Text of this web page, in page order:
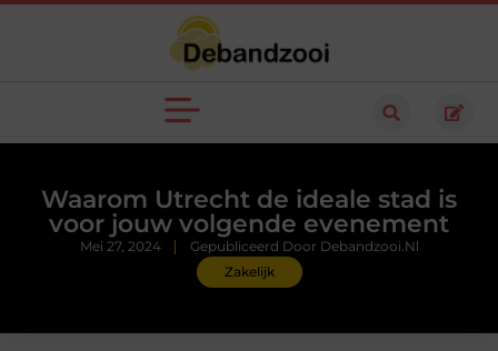
Waarom Utrecht de ideale stad is
voor jouw volgende evenement
Zakelijk
Mei 27, 2024 Gepubliceerd Door Debandzooi.nl